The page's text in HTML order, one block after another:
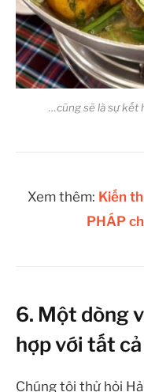
…cũng sẽ là sự kết
Xem thêm: Kiến
PHÁP
6. Một dòng
hợp với tất
Chúng tôi thử hỏi